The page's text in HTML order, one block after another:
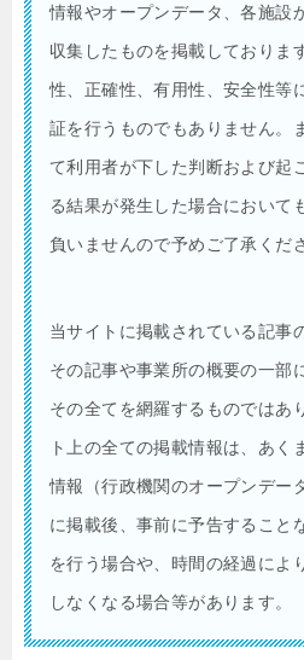
情報やオープンデータ、各施設
収集したものを掲載しておりま
性、正確性、有用性、安全性等
証を行うものでもありません。
て利用者が下した判断および起
る結果が発生した場合において
負いませんので予めご了承くだ
当サイトに掲載されている記事
その記事や事業所の概要の一部
その全てを網羅するものではあ
ト上の全ての掲載情報は、あく
情報（行政機関のオープンデー
に掲載後、事前に予告すること
を行う場合や、時間の経過によ
しなくなる場合等があります。